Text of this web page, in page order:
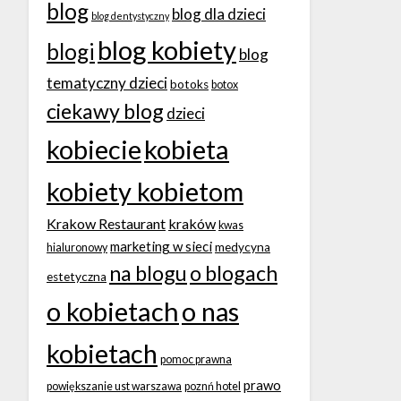
blog blog dentystyczny blog dla dzieci
blogi blog kobietyblog
tematyczny dziecibotoks botox
ciekawy blog dzieci
kobieciekobieta
kobiety kobietom
Krakow Restaurant kraków kwas
hialuronowy marketing w siecimedycyna
estetyczna na blogu o blogach
o kobietacho nas
kobietach pomoc prawna
powiększanie ust warszawa poznń hotel prawo